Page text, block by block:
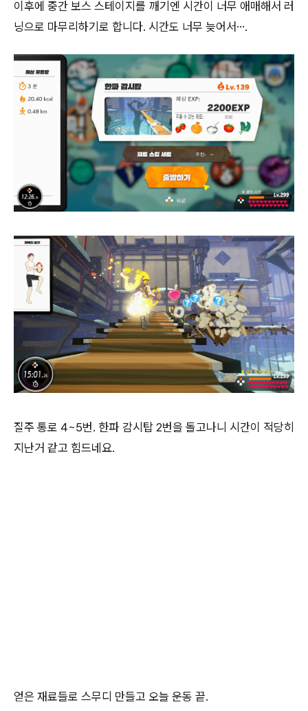
이후에 중간 보스 스테이지를 깨기엔 시간이 너무 애매해서 러
닝으로 마무리하기로 합니다. 시간도 너무 늦어서….
질주 통로 4~5번. 한파 감시탑 2번을 돌고나니 시간이 적당히
지난거 같고 힘드네요.
얻은 재료들로 스무디 만들고 오늘 운동 끝.